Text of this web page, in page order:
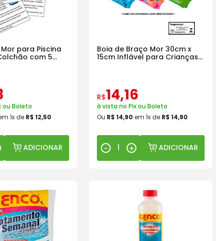
para Piscina
com 5
ou Boleto
1x de R$ 12,50
ADICIONAR
Boia de Braço Mor 30cm x
15cm Inflável para Crianças
R$14,16
à vista no Pix ou Boleto
Ou R$ 14,90 em 1x de R$ 14,90
＋
－ ADICIONAR